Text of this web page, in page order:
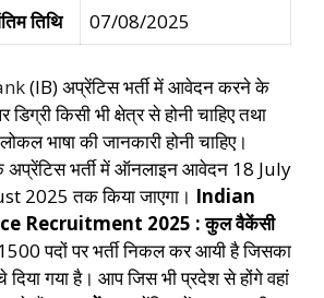
तिथि
07/08/2025
(IB) अप्रेंटिस भर्ती में आवेदन करने के
किसी भी क्षेत्र से होनी चाहिए तथा
भाषा की जानकारी होनी चाहिए।
अप्रेंटिस भर्ती में ऑनलाइन आवेदन 18 July
2025 तक किया जाएगा। Indian
Recruitment 2025 : कुल वैकेंसी
पदों पर भर्ती निकल कर आयी है जिसका
दिया गया है। आप जिस भी प्रदेश से होंगे वहां